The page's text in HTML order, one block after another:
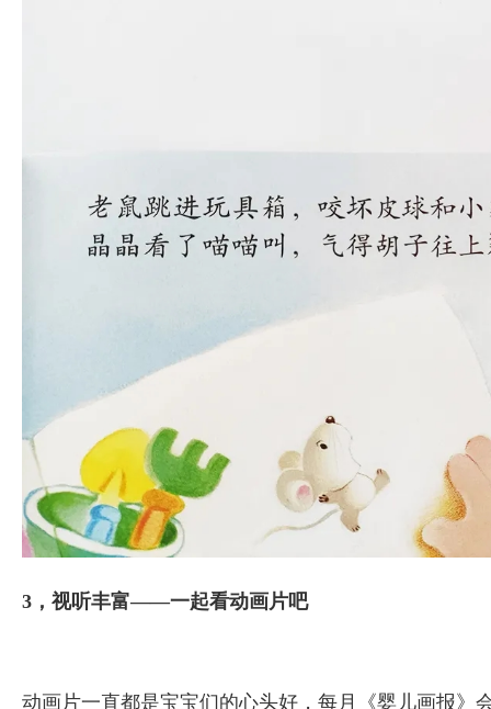
3，视听丰富——一起看动画片吧
动画片一直都是宝宝们的心头好，每月《婴儿画报》